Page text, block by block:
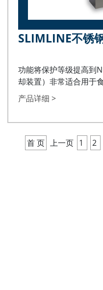
SLIMLINE不锈
功能将保护等级提高到
却装置）非常适合用于
产品详细 >
首 页 上一页 1 2